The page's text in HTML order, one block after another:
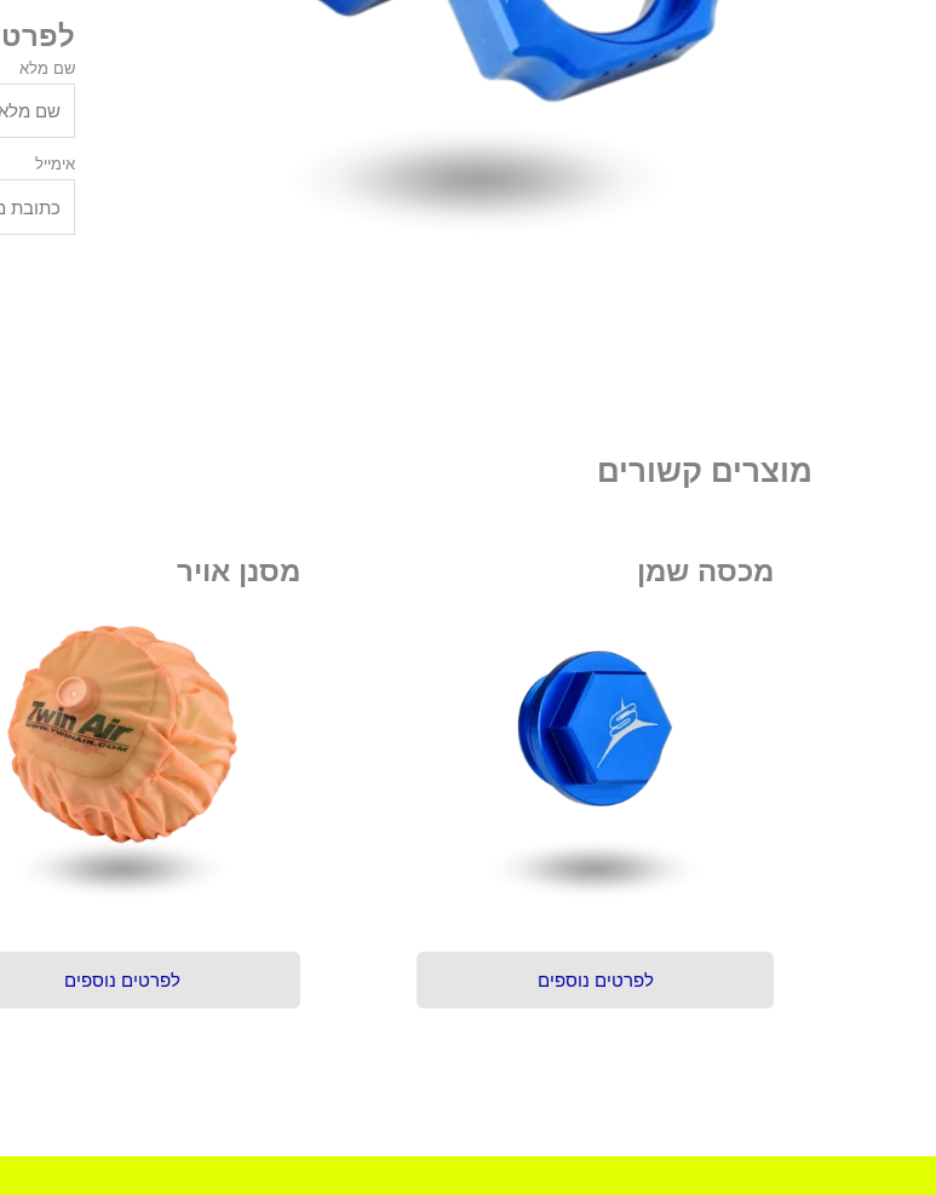
שם מלא
אימייל
מוצרים קשורים
מכסה שמן
לפרטים נוספים
מסנן אויר
לפרטים נוספים